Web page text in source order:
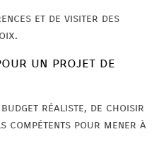
et de visiter des
un projet de
réaliste, de choisir
compétents pour mener à